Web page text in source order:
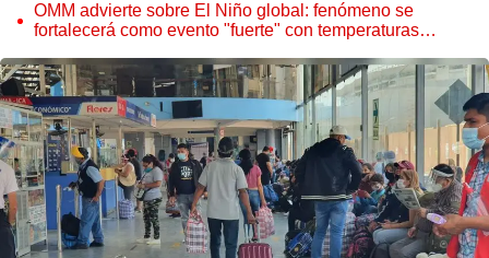
OMM advierte sobre El Niño global: fenómeno se
fortalecerá como evento "fuerte" con temperaturas